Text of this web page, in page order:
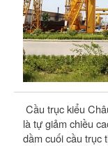
Cầu trục kiểu
là tự giảm chiều
dầm cuối cầu trục